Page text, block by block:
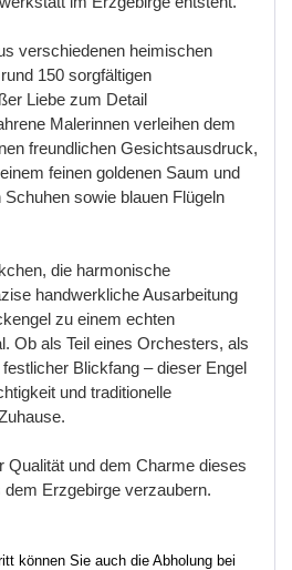
verschiedenen heimischen
150 sorgfältigen
Liebe zum Detail
Malerinnen verleihen dem
freundlichen Gesichtsausdruck,
feinen goldenen Saum und
sowie blauen Flügeln
die harmonische
handwerkliche Ausarbeitung
zu einem echten
Ob als Teil eines Orchesters, als
Blickfang – dieser Engel
und traditionelle
.
Qualität und dem Charme dieses
dem Erzgebirge verzaubern.
können Sie auch die Abholung bei